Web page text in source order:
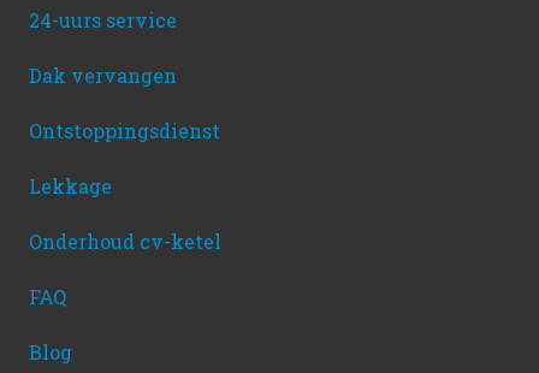
24-uurs service
Dak vervangen
Ontstoppingsdienst
Lekkage
Onderhoud cv-ketel
FAQ
Blog